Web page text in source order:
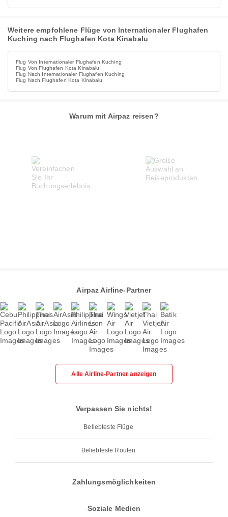
Weitere empfohlene Flüge von Internationaler Flughafen
Kuching nach Flughafen Kota Kinabalu
Flug Von Internationaler Flughafen Kuching
Flug Von Flughafen Kota Kinabalu
Flug Nach Internationaler Flughafen Kuching
Flug Nach Flughafen Kota Kinabalu
Warum mit Airpaz reisen?
Airpaz Airline-Partner
Alle Airline-Partner anzeigen
Verpassen Sie nichts!
Beliebteste Flüge
Beliebteste Routen
Zahlungsmöglichkeiten
Soziale Medien